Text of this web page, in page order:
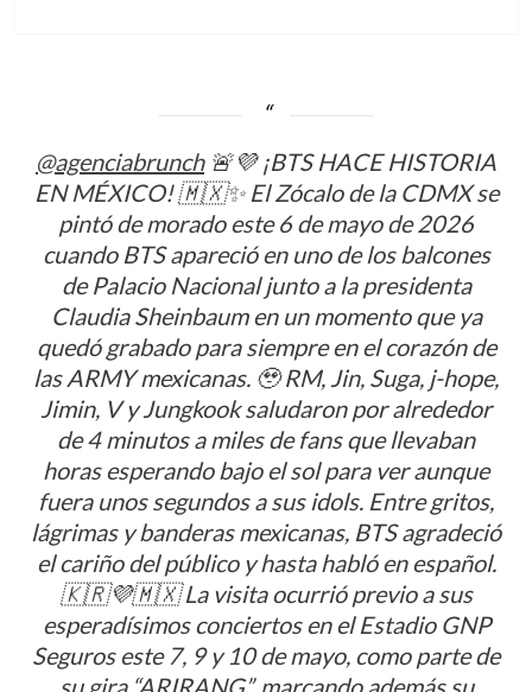
@agenciabrunch🚨💜 ¡BTS HACE HISTORIA
EN MÉXICO! 🇲🇽✨ El Zócalo de la CDMX se
pintó de morado este 6 de mayo de 2026
cuando BTS apareció en uno de los balcones
de Palacio Nacional junto a la presidenta
Claudia Sheinbaum en un momento que ya
quedó grabado para siempre en el corazón de
las ARMY mexicanas. 🥹 RM, Jin, Suga, j-hope,
Jimin, V y Jungkook saludaron por alrededor
de 4 minutos a miles de fans que llevaban
horas esperando bajo el sol para ver aunque
fuera unos segundos a sus idols. Entre gritos,
lágrimas y banderas mexicanas, BTS agradeció
el cariño del público y hasta habló en español.
🇰🇷💜🇲🇽 La visita ocurrió previo a sus
esperadísimos conciertos en el Estadio GNP
Seguros este 7, 9 y 10 de mayo, como parte de